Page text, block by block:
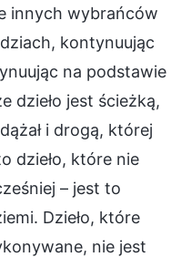
innych wybrańców
kontynuując
na podstawie
dzieło jest ścieżką,
i drogą, której
dzieło, które nie
– jest to
Dzieło, które
nie jest